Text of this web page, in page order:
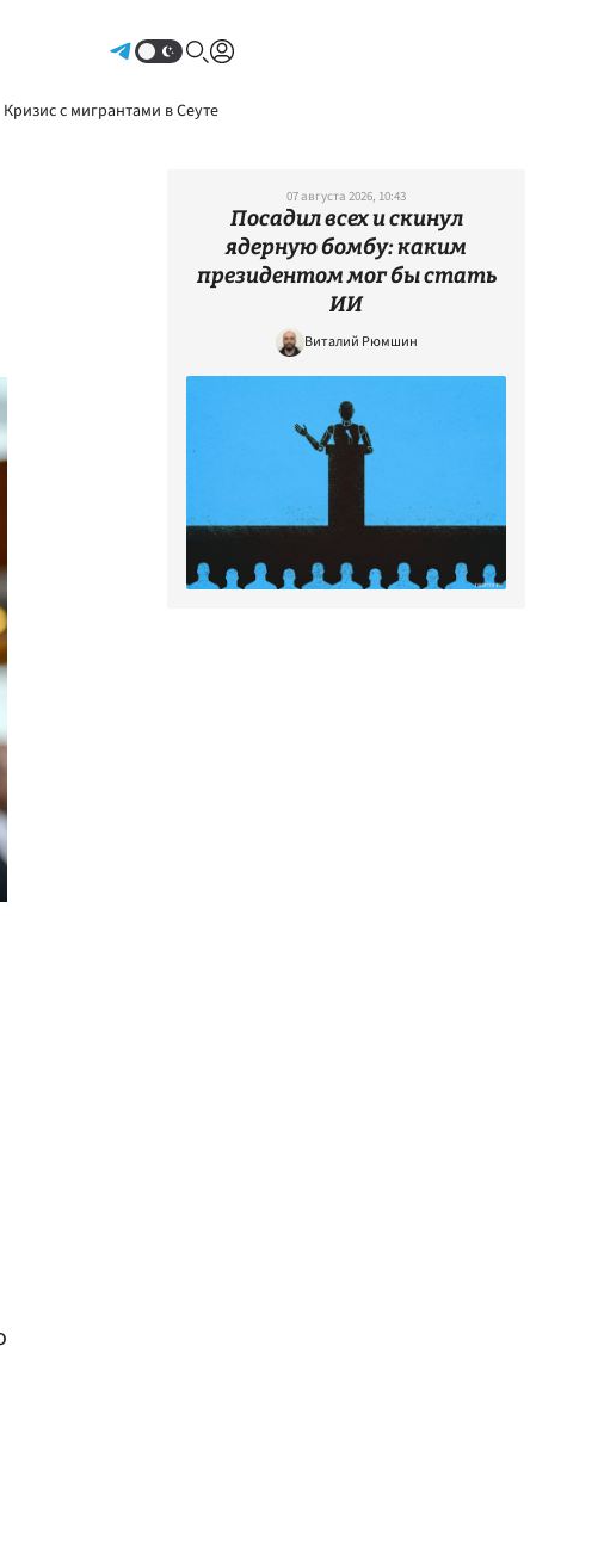
Кризис с мигрантами в Сеуте
07 августа 2026, 10:43
Посадил всех и скинул
ядерную бомбу: каким
президентом мог бы стать
ИИ
Виталий Рюмшин